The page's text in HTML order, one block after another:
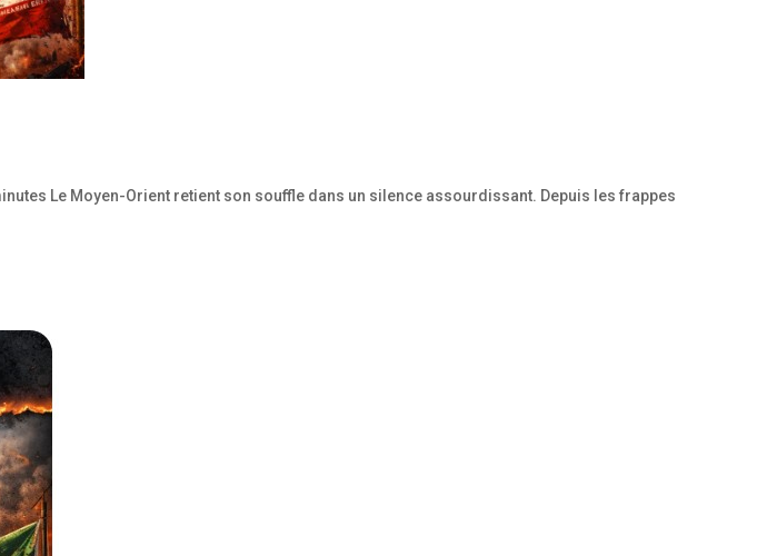
Le Moyen-Orient retient son souffle dans un silence assourdissant. Depuis les frappes